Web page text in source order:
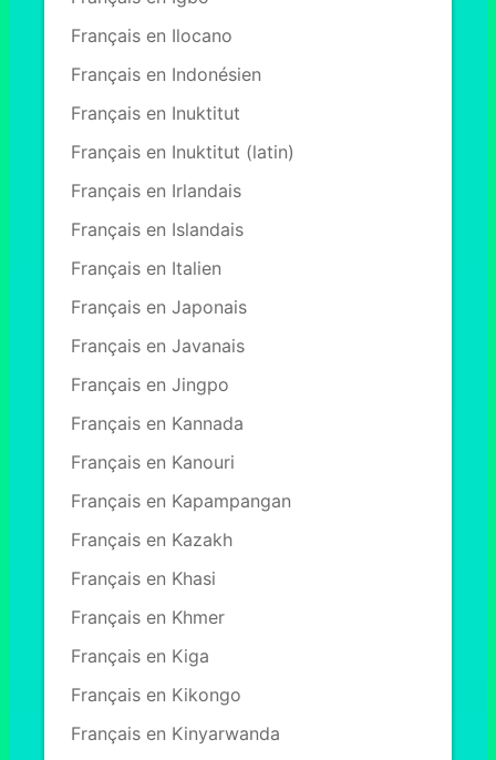
Français en Ilocano
Français en Indonésien
Français en Inuktitut
Français en Inuktitut (latin)
Français en Irlandais
Français en Islandais
Français en Italien
Français en Japonais
Français en Javanais
Français en Jingpo
Français en Kannada
Français en Kanouri
Français en Kapampangan
Français en Kazakh
Français en Khasi
Français en Khmer
Français en Kiga
Français en Kikongo
Français en Kinyarwanda